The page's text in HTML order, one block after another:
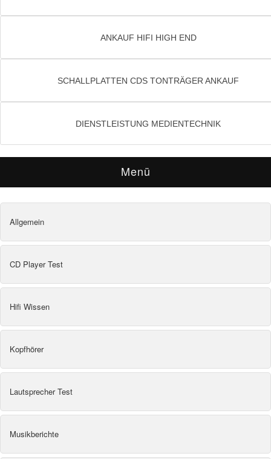
ANKAUF HIFI HIGH END
SCHALLPLATTEN CDS TONTRÄGER ANKAUF
DIENSTLEISTUNG MEDIENTECHNIK
Menü
Allgemein
CD Player Test
Hifi Wissen
Kopfhörer
Lautsprecher Test
Musikberichte